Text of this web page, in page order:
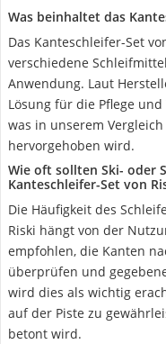
Was beinhaltet das
Das Kanteschleifer-Set
verschiedene
Anwendung. Laut
Lösung für die Pflege
was in unserem
hervorgehoben wird.
Wie oft sollten Ski- oder
Kanteschleifer-Set von
Die Häufigkeit des
Riski hängt von der
empfohlen, die Kanten
überprüfen und
wird dies als wichtig
auf der Piste zu
betont wird.